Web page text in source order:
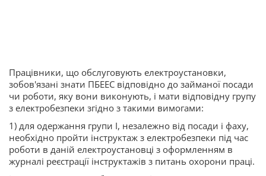
Працівники, що обслуговують електроустановки,
зобов'язані знати ПБЕЕС відповідно до займаної посади
чи роботи, яку вони виконують, і мати відповідну групу
з електробезпеки згідно з такими вимогами:
1) для одержання групи I, незалежно від посади і фаху,
необхідно пройти інструктаж з електробезпеки під час
роботи в даній електроустановці з оформленням в
журналі реєстрації інструктажів з питань охорони праці.